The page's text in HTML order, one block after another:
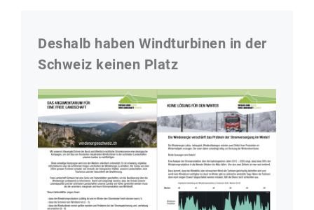
Deshalb haben Windturbinen in der
Schweiz keinen Platz